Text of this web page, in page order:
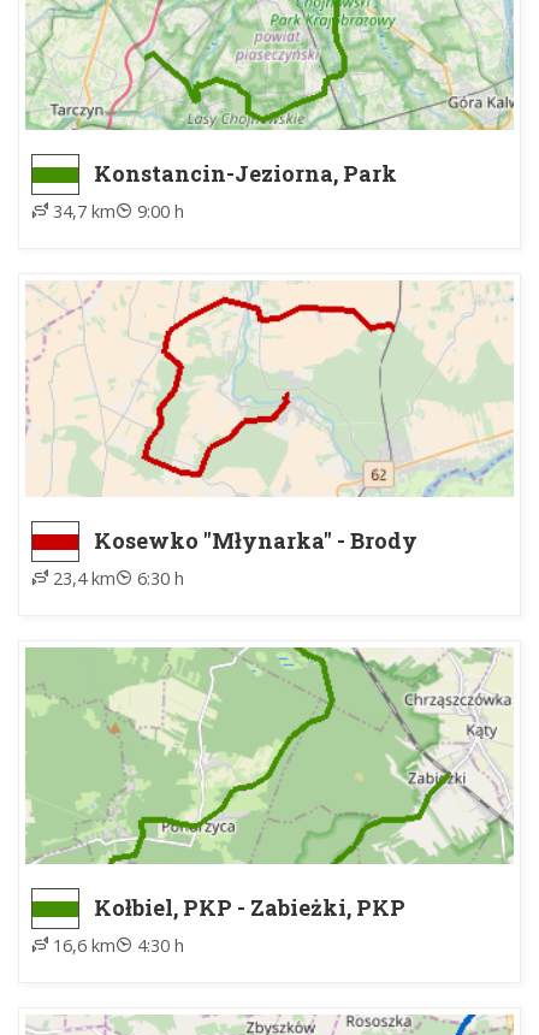
Konstancin-Jeziorna, Park
Zdrojowy ZTM - Złotokłos, PKS
34,7 km 9:00 h
Kosewko "Młynarka" - Brody
Warszawskie, PKP
23,4 km 6:30 h
Kołbiel, PKP - Zabieżki, PKP
16,6 km 4:30 h